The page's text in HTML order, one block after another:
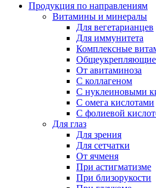
Продукция по направлениям
Витамины и минералы
Для вегетарианцев
Для иммунитета
Комплексные
Общеукрепляющие
От авитаминоза
С коллагеном
С нуклеиновыми
С омега кислотами
С фолиевой
Для глаз
Для зрения
Для сетчатки
От ячменя
При астигматизме
При близорукости